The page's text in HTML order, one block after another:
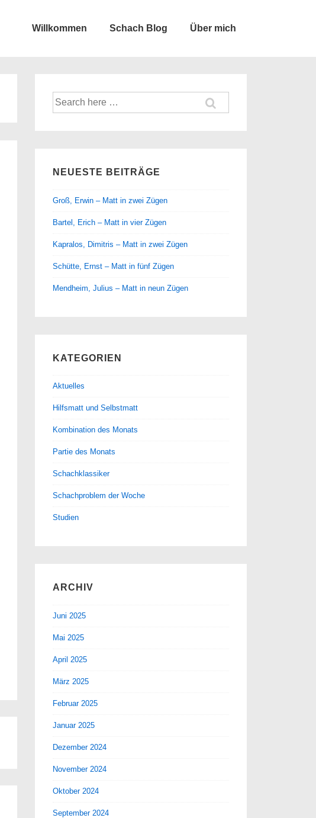
Willkommen Schach Blog Über mich
Suche
nach:
NEUESTE BEITRÄGE
Groß, Erwin – Matt in zwei Zügen
Bartel, Erich – Matt in vier Zügen
Kapralos, Dimitris – Matt in zwei Zügen
Schütte, Ernst – Matt in fünf Zügen
Mendheim, Julius – Matt in neun Zügen
KATEGORIEN
Aktuelles
Hilfsmatt und Selbstmatt
Kombination des Monats
Partie des Monats
Schachklassiker
Schachproblem der Woche
Studien
ARCHIV
Juni 2025
Mai 2025
April 2025
März 2025
Februar 2025
Januar 2025
Dezember 2024
November 2024
Oktober 2024
September 2024